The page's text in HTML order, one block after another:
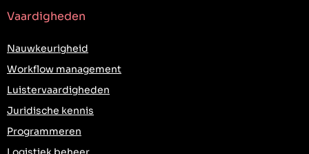
Vaardigheden
Nauwkeurigheid
Workflow management
Luistervaardigheden
Juridische kennis
Programmeren